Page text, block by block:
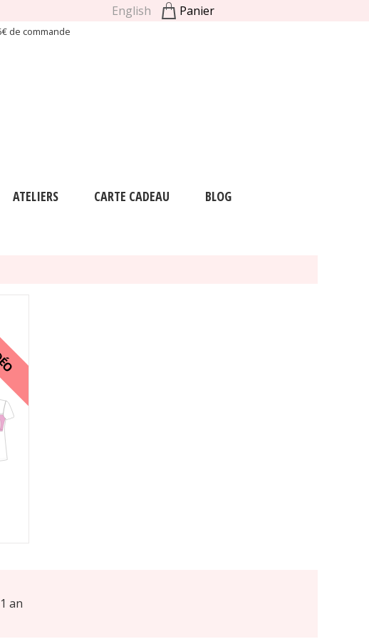
English Panier
de commande
ATELIERS CARTE CADEAU BLOG
an